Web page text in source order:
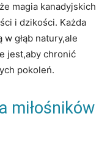
magia ⁢kanadyjskich
⁢i dzikości. Każda
głąb natury,ale
jest,aby chronić
pokoleń.
miłośników